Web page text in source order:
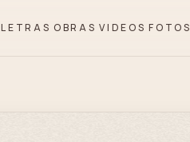
LETRAS OBRAS VIDEOS FOTOS